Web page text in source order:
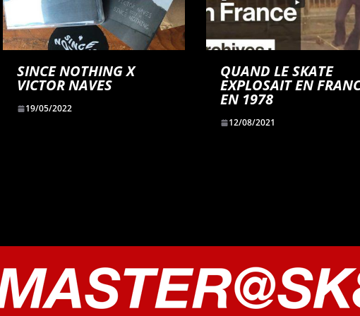
SINCE NOTHING X
VICTOR NAVES
19/05/2022
QUAND LE SKATE
EXPLOSAIT EN
EN 1978
12/08/2021